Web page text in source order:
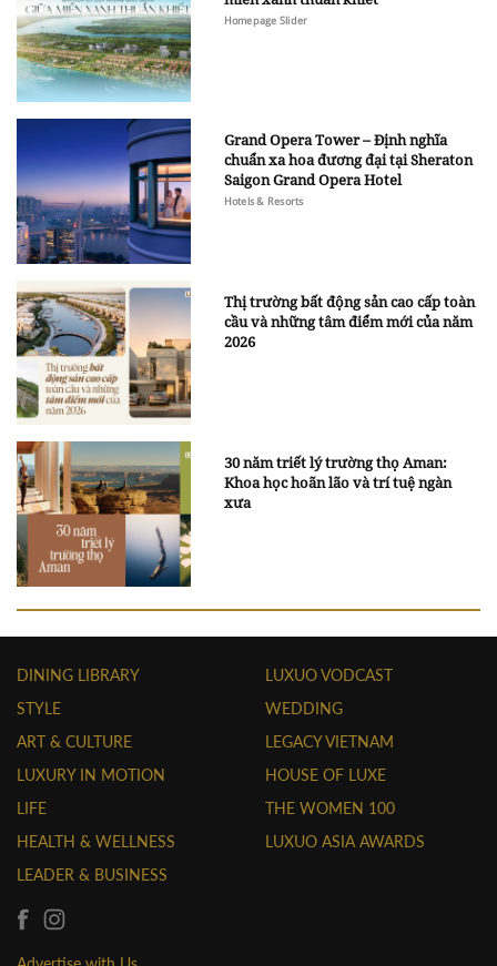
Homepage Slider
Grand Opera Tower – Định nghĩa
chuẩn xa hoa đương đại tại Sheraton
Saigon Grand Opera Hotel
Hotels & Resorts
Thị trường bất động sản cao cấp toàn
cầu và những tâm điểm mới của năm
2026
30 năm triết lý trường thọ Aman:
Khoa học hoãn lão và trí tuệ ngàn
xưa
DINING LIBRARY
STYLE
ART & CULTURE
LUXURY IN MOTION
LIFE
HEALTH & WELLNESS
LEADER & BUSINESS
LUXUO VODCAST
WEDDING
LEGACY VIETNAM
HOUSE OF LUXE
THE WOMEN 100
LUXUO ASIA AWARDS